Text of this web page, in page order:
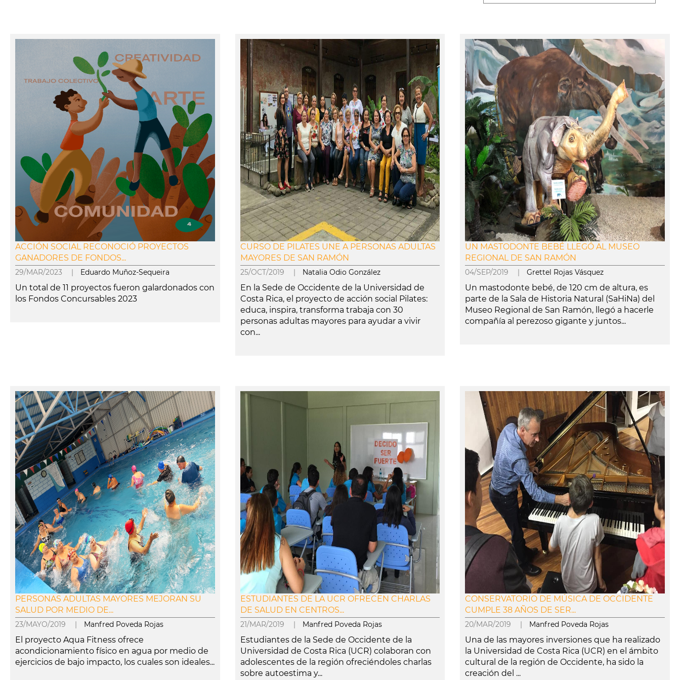
ACCIÓN SOCIAL RECONOCIÓ PROYECTOS
GANADORES DE FONDOS...
29/MAR/2023 | Eduardo Muñoz-Sequeira
Un total de 11 proyectos fueron galardonados con
los Fondos Concursables 2023
CURSO DE PILATES UNE A PERSONAS ADULTAS
MAYORES DE SAN RAMÓN
25/OCT/2019 | Natalia Odio González
En la Sede de Occidente de la Universidad de
Costa Rica, el proyecto de acción social Pilates:
educa, inspira, transforma trabaja con 30
personas adultas mayores para ayudar a vivir
con...
UN MASTODONTE BEBÉ LLEGÓ AL MUSEO
REGIONAL DE SAN RAMÓN
04/SEP/2019 |Grettel Rojas Vásquez
Un mastodonte bebé, de 120 cm de altura, es
parte de la Sala de Historia Natural (SaHiNa) del
Museo Regional de San Ramón, llegó a hacerle
compañía al perezoso gigante y juntos...
PERSONAS ADULTAS MAYORES MEJORAN SU
SALUD POR MEDIO DE...
23/MAYO/2019 | Manfred Poveda Rojas
El proyecto Aqua Fitness ofrece
acondicionamiento físico en agua por medio de
ejercicios de bajo impacto, los cuales son ideales...
ESTUDIANTES DE LA UCR OFRECEN CHARLAS
DE SALUD EN CENTROS...
21/MAR/2019 | Manfred Poveda Rojas
Estudiantes de la Sede de Occidente de la
Universidad de Costa Rica (UCR) colaboran con
adolescentes de la región ofreciéndoles charlas
sobre autoestima y...
CONSERVATORIO DE MÚSICA DE OCCIDENTE
CUMPLE 38 AÑOS DE SER...
20/MAR/2019 | Manfred Poveda Rojas
Una de las mayores inversiones que ha realizado
la Universidad de Costa Rica (UCR) en el ámbito
cultural de la región de Occidente, ha sido la
creación del ...